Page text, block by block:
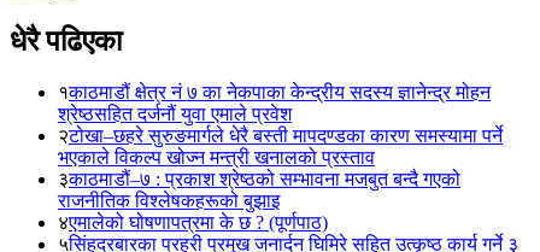
धेरै पढिएका
१काठमाडौं क्षेत्र नं ७ का नेकपाका केन्द्रीय सदस्य ज्ञानेन्द्र मोहन
श्रेष्ठसहित दर्जनौं युवा एमाले प्रवेश
२टोखा–छहरे सुरुङमार्गले धेरै बस्ती मापदण्डका कारण समस्यामा पर्ने
भएकाले विकल्प खोज्न मन्त्री खनालको प्रस्ताव
३काठमाडौं–७ : प्रकाश श्रेष्ठको सम्भावना मजबुत बन्दै गएको
राजनीतिक विश्लेषकहरूको बुझाइ
४एमालेको घोषणापत्रमा के छ ? (पूर्णपाठ)
५सिंहदरबारका प्रहरी प्रमुख जनार्दन घिमिरे सहित उत्कृष्ठ कार्य गर्ने ३